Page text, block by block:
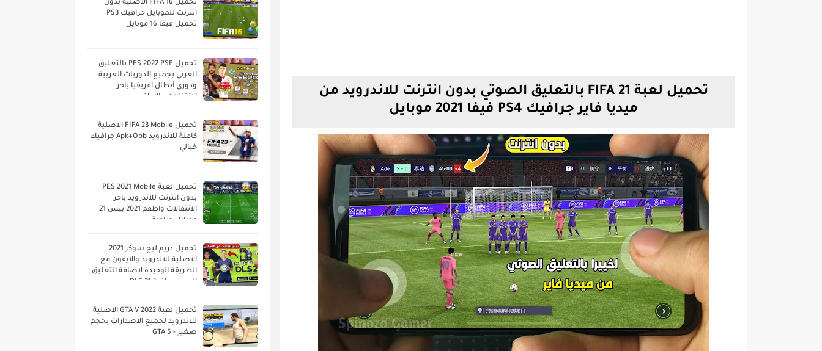
تحميل لعبة FIFA 21 بالتعليق الصوتي بدون انترنت للاندرويد من
ميديا فاير جرافيك PS4 فيفا 2021 موبايل
تحميل FIFA 16 الاصلية بدون
انترنت للموبايل جرافيك PS3
تحميل فيفا 16 موبايل
تحميل PES 2022 PSP بالتعليق
العربي بجميع الدوريات العربية
ودوري أبطال أفريقيا بأخر
الانتقالات والاطقم
تحميل FIFA 23 Mobile الاصلية
كاملة للاندرويد Apk+Obb جرافيك
خيالي
تحميل لعبة PES 2021 Mobile
بدون انترنت للاندرويد باخر
الانتقالات واطقم 2021 بيس 21
موبايل خرافية
تحميل دريم ليج سوكر 2021
الاصلية للاندرويد والايفون مع
الطريقة الوحيدة لاضافة التعليق
العربي خرافية DLS 21
تحميل لعبة GTA V 2022 الاصلية
للاندرويد لجميع الاصدارات بحجم
صغير - GTA 5